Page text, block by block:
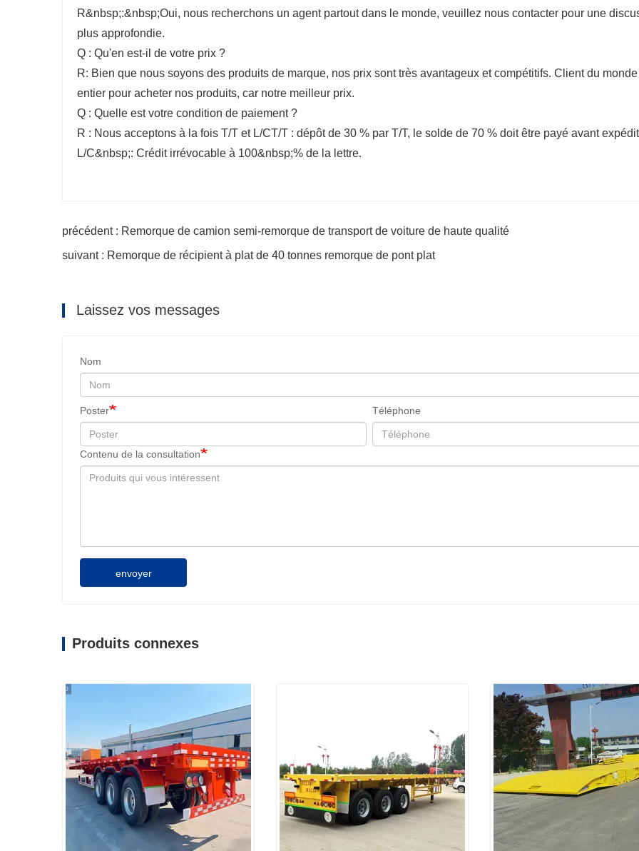
R&nbsp;:&nbsp;Oui, nous recherchons un agent partout dans le monde, veuillez nous contacter pour une
plus approfondie.
Q : Qu'en est-il de votre prix ?
R: Bien que nous soyons des produits de marque, nos prix sont très avantageux et compétitifs. Client du monde
entier pour acheter nos produits, car notre meilleur prix.
Q : Quelle est votre condition de paiement ?
R : Nous acceptons à la fois T/T et L/CT/T : dépôt de 30 % par T/T, le solde de 70 % doit être payé avant
L/C&nbsp;: Crédit irrévocable à 100&nbsp;% de la lettre.
précédent : Remorque de camion semi-remorque de transport de voiture de haute qualité
suivant : Remorque de récipient à plat de 40 tonnes remorque de pont plat
Laissez vos messages
Nom
Poster Téléphone
Contenu de la consultation
envoyer
Produits connexes